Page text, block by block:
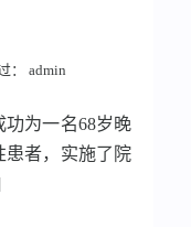
： admin
为一名68岁晚
患者，实施了院